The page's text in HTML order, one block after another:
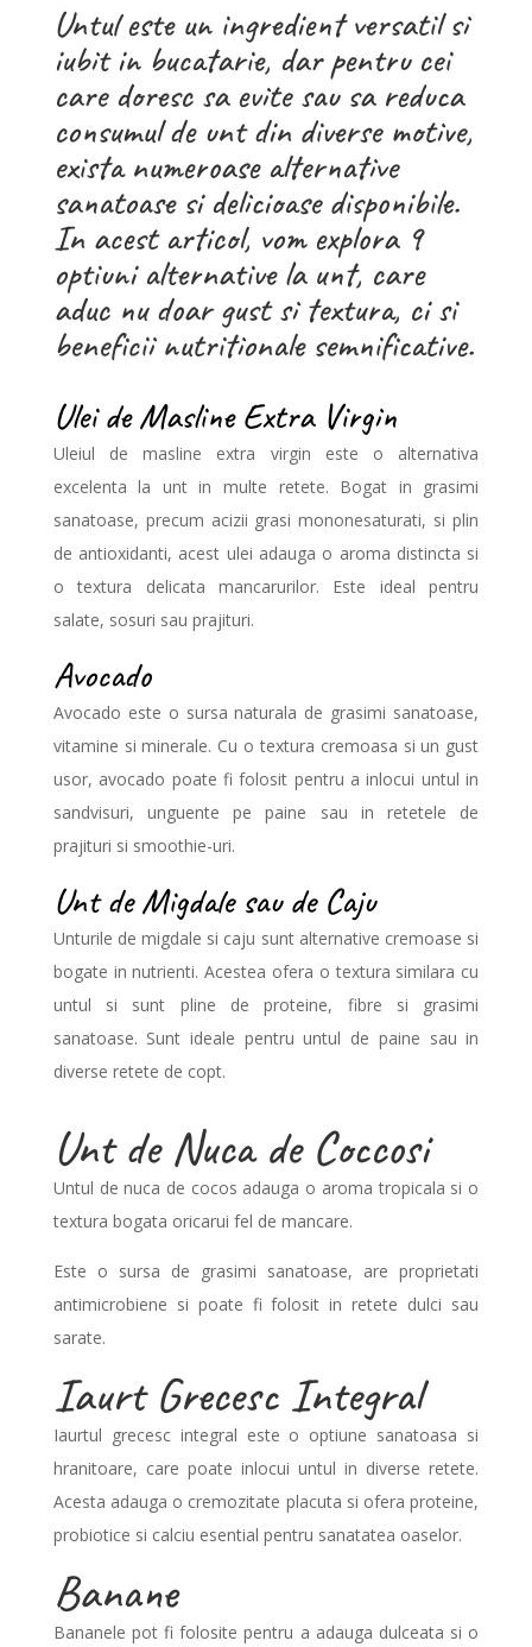
Untul este un ingredient versatil si
iubit in bucatarie, dar pentru cei
care doresc sa evite sau sa reduca
consumul de unt din diverse motive,
exista numeroase alternative
sanatoase si delicioase disponibile.
In acest articol, vom explora 9
optiuni alternative la unt, care
aduc nu doar gust si textura, ci si
beneficii nutritionale semnificative.
Ulei de Masline Extra Virgin
Uleiul de masline extra virgin este o alternativa
excelenta la unt in multe retete. Bogat in grasimi
sanatoase, precum acizii grasi mononesaturati, si plin
de antioxidanti, acest ulei adauga o aroma distincta si
o textura delicata mancarurilor. Este ideal pentru
salate, sosuri sau prajituri.
Avocado
Avocado este o sursa naturala de grasimi sanatoase,
vitamine si minerale. Cu o textura cremoasa si un gust
usor, avocado poate fi folosit pentru a inlocui untul in
sandvisuri, unguente pe paine sau in retetele de
prajituri si smoothie-uri.
Unt de Migdale sau de Caju
Unturile de migdale si caju sunt alternative cremoase si
bogate in nutrienti. Acestea ofera o textura similara cu
untul si sunt pline de proteine, fibre si grasimi
sanatoase. Sunt ideale pentru untul de paine sau in
diverse retete de copt.
Unt de Nuca de Coccosi
Untul de nuca de cocos adauga o aroma tropicala si o
textura bogata oricarui fel de mancare.
Este o sursa de grasimi sanatoase, are proprietati
antimicrobiene si poate fi folosit in retete dulci sau
sarate.
Iaurt Grecesc Integral
Iaurtul grecesc integral este o optiune sanatoasa si
hranitoare, care poate inlocui untul in diverse retete.
Acesta adauga o cremozitate placuta si ofera proteine,
probiotice si calciu esential pentru sanatatea oaselor.
Banane
Bananele pot fi folosite pentru a adauga dulceata si o